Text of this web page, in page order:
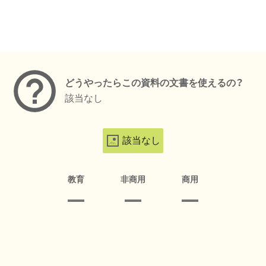
どうやったらこの資料の文書を使えるの？
該当なし
該当なし
教育 非商用 商用